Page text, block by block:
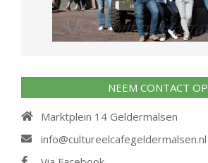
NEEM CONTACT OP
Marktplein 14 Geldermalsen
info@cultureelcafegeldermalsen.nl